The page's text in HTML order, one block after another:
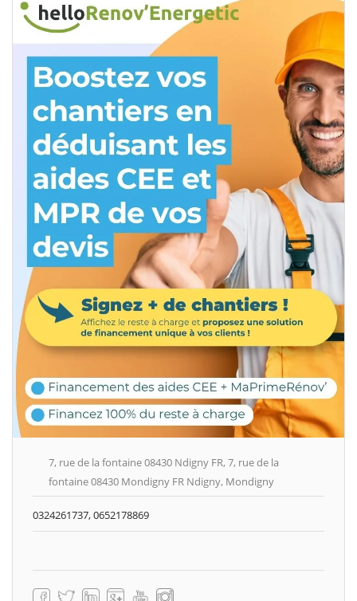
7, rue de la fontaine 08430 Ndigny FR, 7, rue de la
fontaine 08430 Mondigny FR Ndigny, Mondigny
0324261737, 0652178869